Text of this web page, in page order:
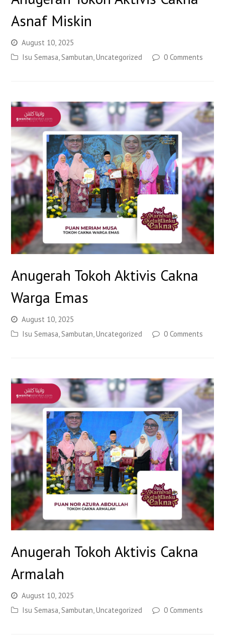
Asnaf Miskin
August 10, 2025
Isu Semasa,Sambutan,Uncategorized 0 Comments
Anugerah Tokoh Aktivis Cakna
Warga Emas
August 10, 2025
Isu Semasa Sambutan ,Uncategorized 0 Comments
Anugerah Tokoh Aktivis Cakna
Armalah
August 10, 2025
Isu Semasa,Sambutan,Uncategorized 0 Comments